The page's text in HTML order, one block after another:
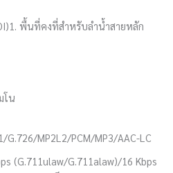
1. พื้นที่คงที่สำหรับลำน้ำสายหลัก
โน
G.726/MP2L2/PCM/MP3/AAC-LC
(G.711ulaw/G.711alaw)/16 Kbps